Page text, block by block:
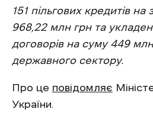
151 пільгових кредитів на
968,22 млн грн та
договорів на суму 449
державного сектору.
Про це повідомляє
України.